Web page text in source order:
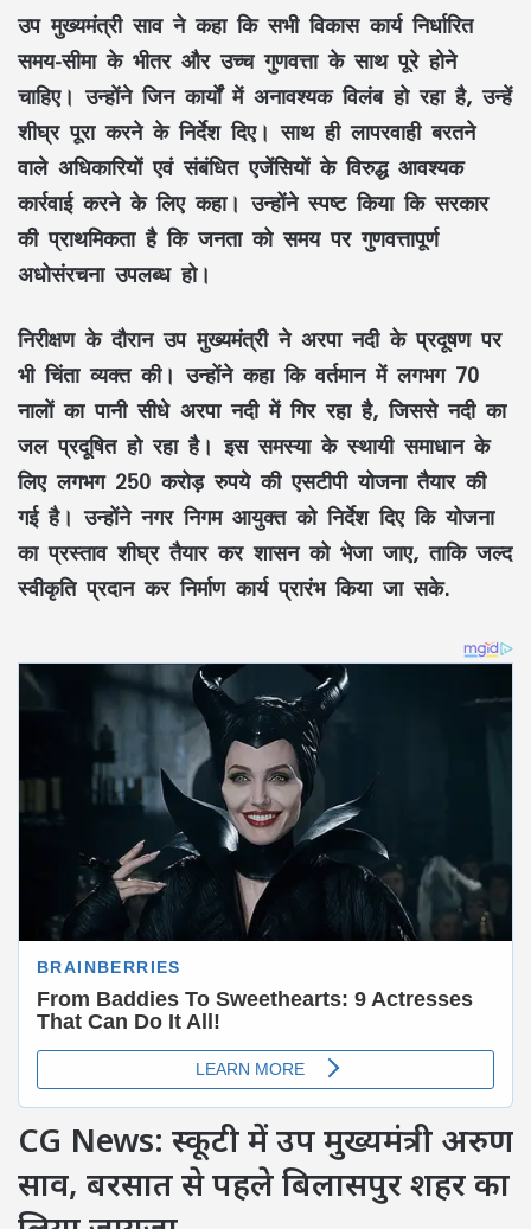
उप मुख्यमंत्री साव ने कहा कि सभी विकास कार्य निर्धारित
समय-सीमा के भीतर और उच्च गुणवत्ता के साथ पूरे होने
चाहिए। उन्होंने जिन कार्यों में अनावश्यक विलंब हो रहा है, उन्हें
शीघ्र पूरा करने के निर्देश दिए। साथ ही लापरवाही बरतने
वाले अधिकारियों एवं संबंधित एजेंसियों के विरुद्ध आवश्यक
कार्रवाई करने के लिए कहा। उन्होंने स्पष्ट किया कि सरकार
की प्राथमिकता है कि जनता को समय पर गुणवत्तापूर्ण
अधोसंरचना उपलब्ध हो।
निरीक्षण के दौरान उप मुख्यमंत्री ने अरपा नदी के प्रदूषण पर
भी चिंता व्यक्त की। उन्होंने कहा कि वर्तमान में लगभग 70
नालों का पानी सीधे अरपा नदी में गिर रहा है, जिससे नदी का
जल प्रदूषित हो रहा है। इस समस्या के स्थायी समाधान के
लिए लगभग 250 करोड़ रुपये की एसटीपी योजना तैयार की
गई है। उन्होंने नगर निगम आयुक्त को निर्देश दिए कि योजना
का प्रस्ताव शीघ्र तैयार कर शासन को भेजा जाए, ताकि जल्द
स्वीकृति प्रदान कर निर्माण कार्य प्रारंभ किया जा सके.
CG News: स्कूटी में उप मुख्यमंत्री अरुण
साव, बरसात से पहले बिलासपुर शहर का